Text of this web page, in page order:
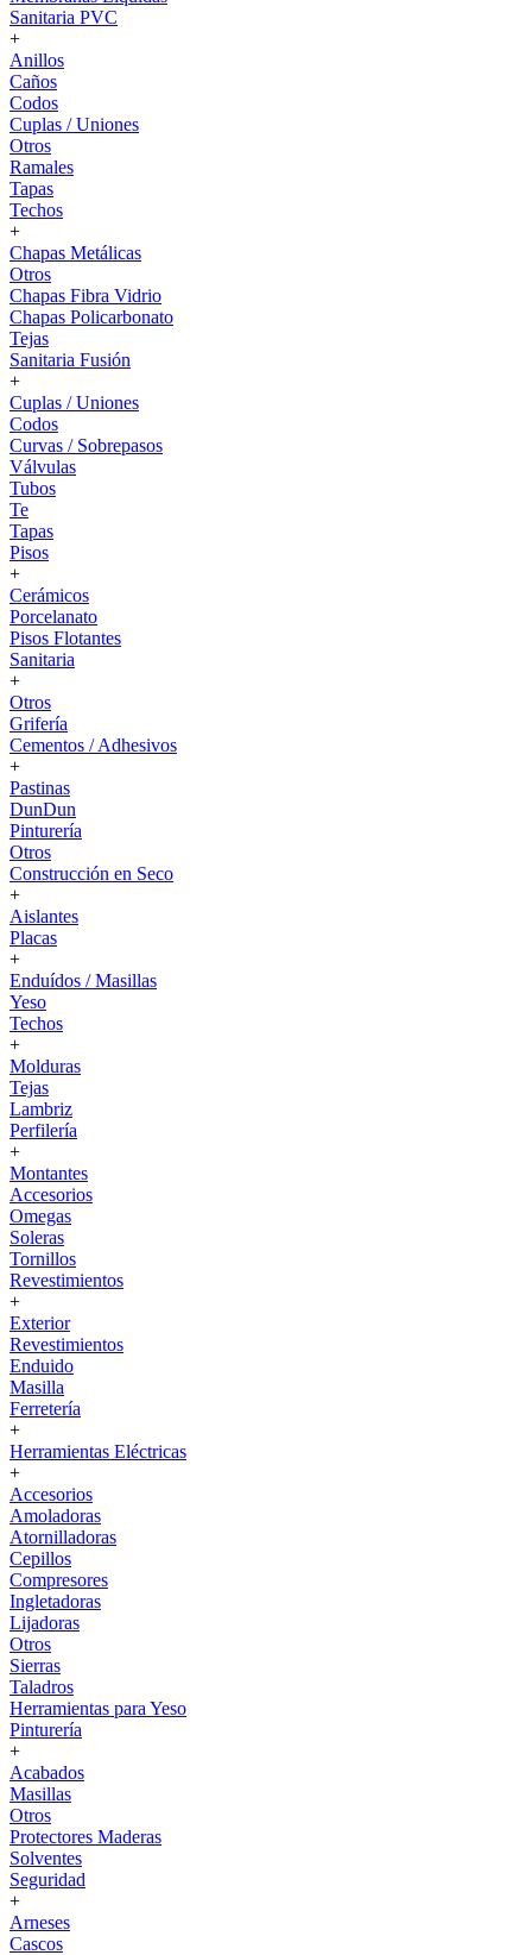
Sanitaria PVC
+
Anillos
Caños
Codos
Cuplas / Uniones
Otros
Ramales
Tapas
Techos
+
Chapas Metálicas
Otros
Chapas Fibra Vidrio
Chapas Policarbonato
Tejas
Sanitaria Fusión
+
Cuplas / Uniones
Codos
Curvas / Sobrepasos
Válvulas
Tubos
Te
Tapas
Pisos
+
Cerámicos
Porcelanato
Pisos Flotantes
Sanitaria
+
Otros
Grifería
Cementos / Adhesivos
+
Pastinas
DunDun
Pinturería
Otros
Construcción en Seco
+
Aislantes
Placas
+
Enduídos / Masillas
Yeso
Techos
+
Molduras
Tejas
Lambriz
Perfilería
+
Montantes
Accesorios
Omegas
Soleras
Tornillos
Revestimientos
+
Exterior
Revestimientos
Enduido
Masilla
Ferretería
+
Herramientas Eléctricas
+
Accesorios
Amoladoras
Atornilladoras
Cepillos
Compresores
Ingletadoras
Lijadoras
Otros
Sierras
Taladros
Herramientas para Yeso
Pinturería
+
Acabados
Masillas
Otros
Protectores Maderas
Solventes
Seguridad
+
Arneses
Cascos